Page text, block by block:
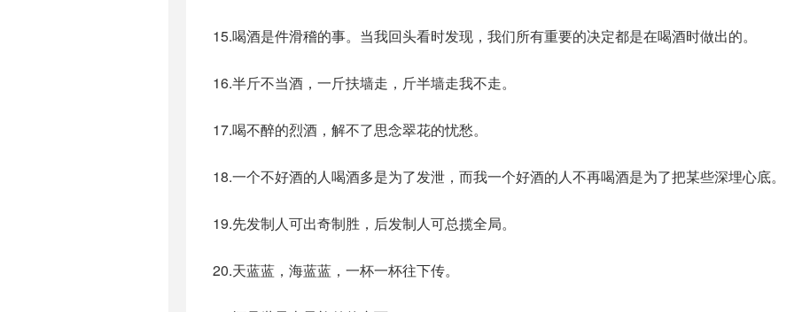
15.喝酒是件滑稽的事。当我回头看时发现，我们所有重要的决定都是在喝酒时做出的。
16.半斤不当酒，一斤扶墙走，斤半墙走我不走。
17.喝不醉的烈酒，解不了思念翠花的忧愁。
18.一个不好酒的人喝酒多是为了发泄，而我一个好酒的人不再喝酒是为了把某些深埋心底。
19.先发制人可出奇制胜，后发制人可总揽全局。
20.天蓝蓝，海蓝蓝，一杯一杯往下传。